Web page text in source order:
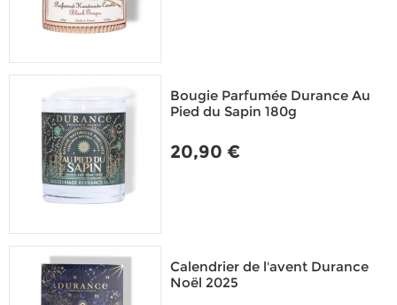
Bougie Parfumée Durance Au
Pied du Sapin 180g
20,90 €
Calendrier de l'avent Durance
Noël 2025